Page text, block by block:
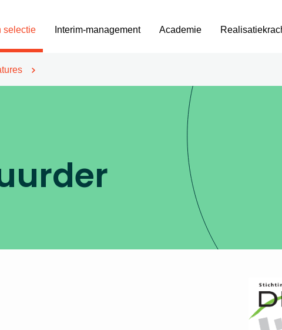
selectie Interim-management Academie